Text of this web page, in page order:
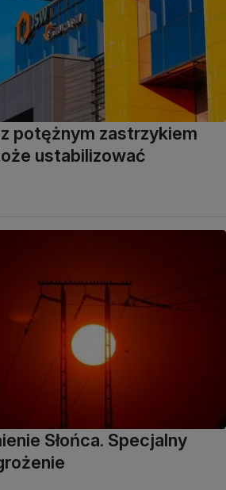
potężnym zastrzykiem
ustabilizować
Słońca. Specjalny